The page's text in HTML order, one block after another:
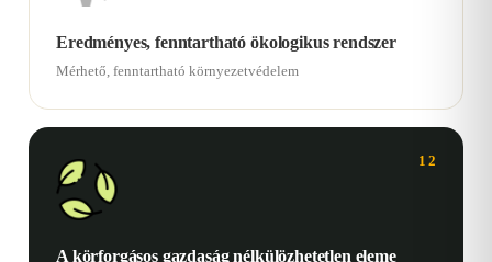
Eredményes, fenntartható ökologikus rendszer
Mérhető, fenntartható környezetvédelem
12
A körforgásos gazdaság nélkülözhetetlen eleme